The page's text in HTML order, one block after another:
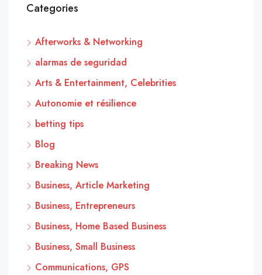
Categories
Afterworks & Networking
alarmas de seguridad
Arts & Entertainment, Celebrities
Autonomie et résilience
betting tips
Blog
Breaking News
Business, Article Marketing
Business, Entrepreneurs
Business, Home Based Business
Business, Small Business
Communications, GPS